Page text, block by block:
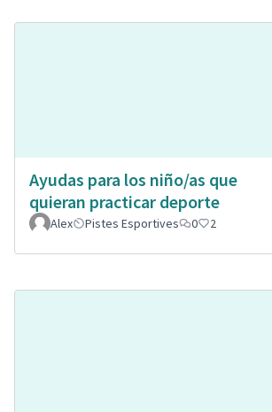
Ayudas para los niño/as que
quieran practicar deporte
Alex Pistes Esportives 0 2